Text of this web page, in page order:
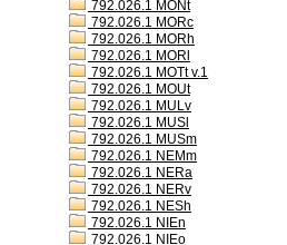
792.026.1 MONt
792.026.1 MORc
792.026.1 MORh
792.026.1 MORl
792.026.1 MOTt v.1
792.026.1 MOUt
792.026.1 MULv
792.026.1 MUSl
792.026.1 MUSm
792.026.1 NEMm
792.026.1 NERa
792.026.1 NERv
792.026.1 NESh
792.026.1 NIEn
792.026.1 NIEo